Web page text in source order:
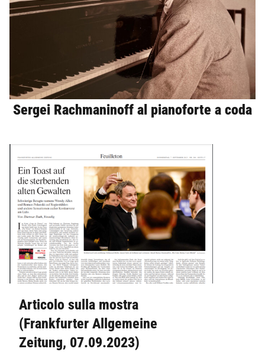
Sergei Rachmaninoff al pianoforte a coda
Articolo sulla mostra
(Frankfurter Allgemeine
Zeitung, 07.09.2023)